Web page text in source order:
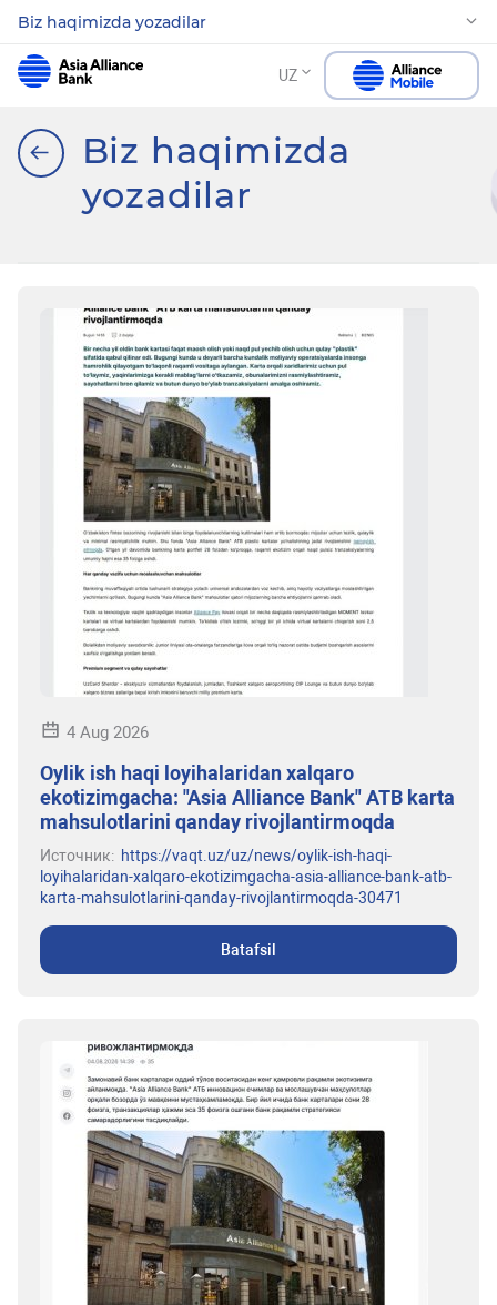
Biz haqimizda yozadilar
UZ
Biz haqimizda
yozadilar
4 Aug 2026
Oylik ish haqi loyihalaridan xalqaro
ekotizimgacha: "Asia Alliance Bank" ATB karta
mahsulotlarini qanday rivojlantirmoqda
Источник: https://vaqt.uz/uz/news/oylik-ish-haqi-
loyihalaridan-xalqaro-ekotizimgacha-asia-alliance-bank-atb-
karta-mahsulotlarini-qanday-rivojlantirmoqda-30471
Batafsil